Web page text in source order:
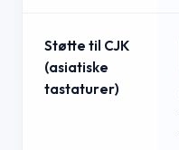
Støtte til CJK
(asiatiske
tastaturer)